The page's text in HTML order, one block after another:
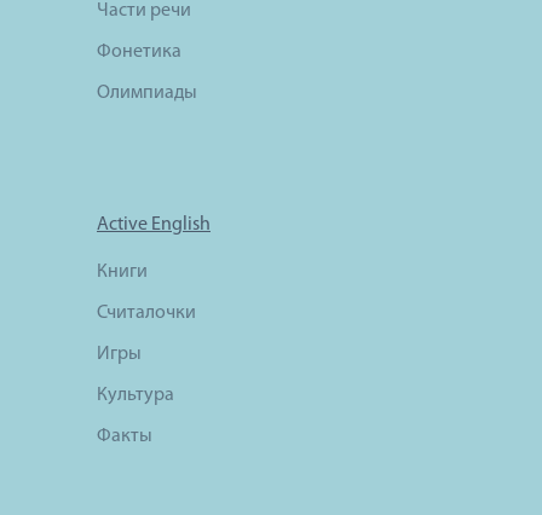
Части речи
Фонетика
Олимпиады
Active English
Книги
Считалочки
Игры
Культура
Факты